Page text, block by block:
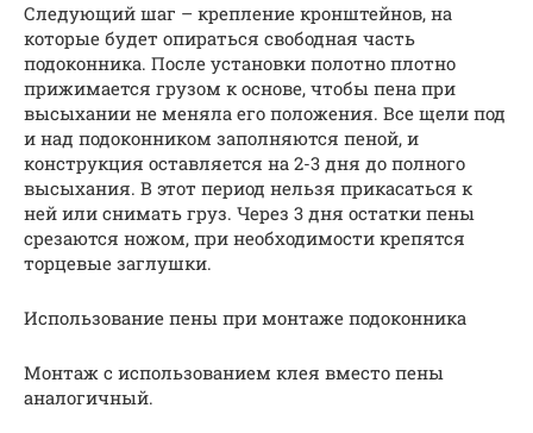
Следующий шаг – крепление кронштейнов, на
которые будет опираться свободная часть
подоконника. После установки полотно плотно
прижимается грузом к основе, чтобы пена при
высыхании не меняла его положения. Все щели под
и над подоконником заполняются пеной, и
конструкция оставляется на 2-3 дня до полного
высыхания. В этот период нельзя прикасаться к
ней или снимать груз. Через 3 дня остатки пены
срезаются ножом, при необходимости крепятся
торцевые заглушки.
Использование пены при монтаже подоконника
Монтаж с использованием клея вместо пены
аналогичный.